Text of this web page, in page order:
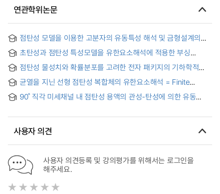
연관학위논문
점탄성 모델을 이용한 고분자의 유동특성 해석 및 금형설계의
Characteristics of Polymer using Viscoelastic Models and
its Application to Die and Mold Design
초탄성과 점탄성 특성모델을 유한요소해석에 적용한 부싱
점탄성 물성치와 확률분포를 고려한 전자 패키지의 기하학적
microelectronics package considering viscoelastic
property and probability distribution
균열을 지닌 선형 점탄성 복합체의 유한요소해석 = Finite
cracks
90˚ 직각 미세채널 내 점탄성 용액의 관성-탄성에 의한 유동
사용자 의견
사용자 의견등록 및 강의평가를 위해서는 로그인을
해주세요.